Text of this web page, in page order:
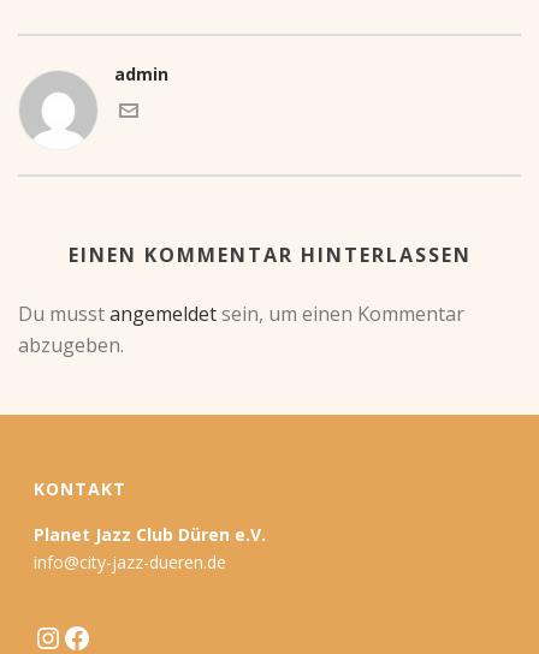
admin
EINEN KOMMENTAR HINTERLASSEN
Du musstangemeldetsein, um einen Kommentar
abzugeben.
KONTAKT
Planet Jazz Club Düren e.V.
info@city-jazz-dueren.de
Instagram
Facebook